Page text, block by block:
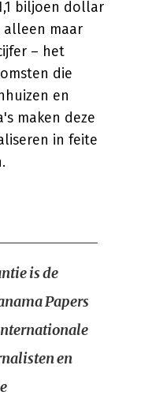
biljoen dollar
alleen maar
– het
die
en
maken deze
in feite
is de
Papers
en